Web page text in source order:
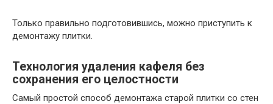
Только правильно подготовившись, можно приступить к
демонтажу плитки.
Технология удаления кафеля без
сохранения его целостности
Самый простой способ демонтажа старой плитки со стен